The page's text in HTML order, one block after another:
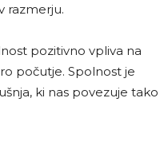
razmerju.
pozitivno vpliva na
počutje. Spolnost je
ki nas povezuje tako